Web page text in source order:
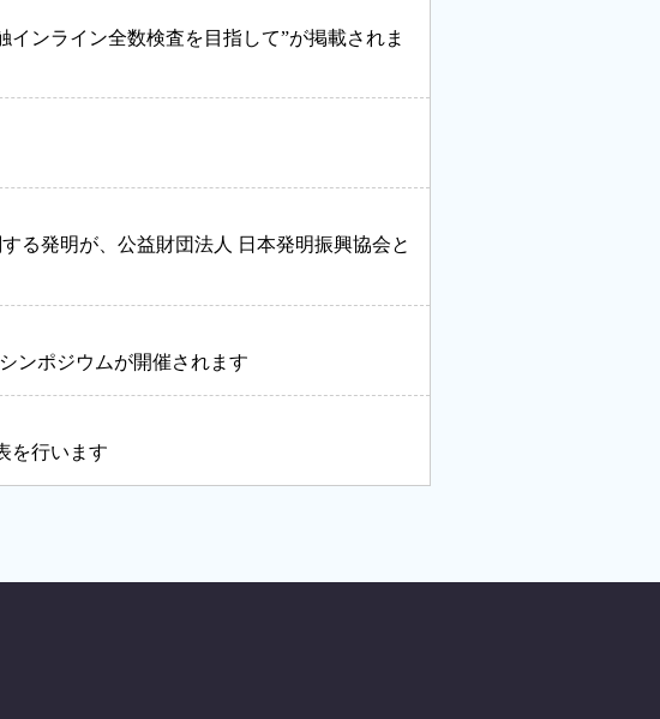
ンライン全数検査を目指して”が掲載されま
る発明が、公益財団法人 日本発明振興協会と
ンポジウムが開催されます
を行います